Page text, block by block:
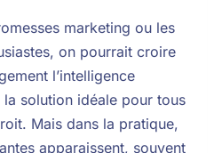
marketing ou les
on pourrait croire
l’intelligence
solution idéale pour tous
Mais dans la pratique,
apparaissent, souvent